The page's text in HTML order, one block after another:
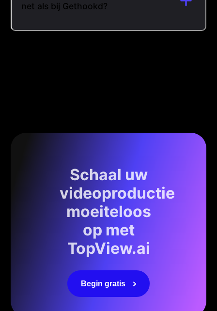
net als bij Gethookd?
Schaal uw
videoproductie
moeiteloos
op met
TopView.ai
Begin gratis